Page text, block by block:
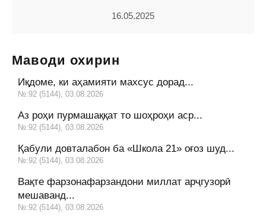
16.05.2025
Маводи охирин
Иқдоме, ки аҳамияти махсус дорад...
№:92 (5144), 03.08.2026
Аз роҳи пурмашаққат то шоҳроҳи аср...
№:92 (5144), 03.08.2026
Қабули довталабон ба «Школа 21» оғоз шуд...
№:92 (5144), 03.08.2026
Вақте фарзонафарзандони миллат арҷгузорӣ
мешаванд...
№:92 (5144), 03.08.2026